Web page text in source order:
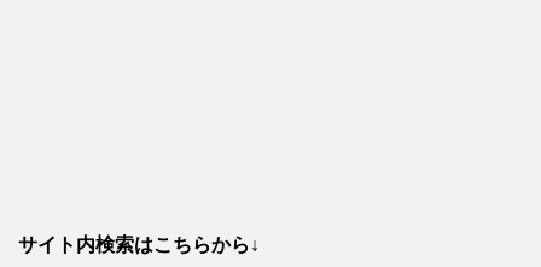
サイト内検索はこちらから↓